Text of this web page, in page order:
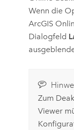
Wenn die
ArcGIS
Dialogfeld
Zum
Viewer